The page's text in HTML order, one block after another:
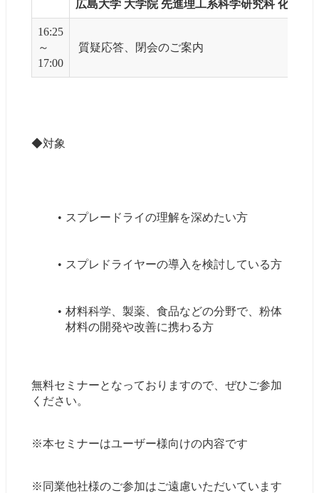
広島大学 大学院 先進理工系科学研究科 化学工
16:25
～
17:00
質疑応答、閉会のご案内
◆対象
スプレードライの理解を深めたい方
スプレドライヤーの導入を検討している方
材料科学、製薬、食品などの分野で、粉体
材料の開発や改善に携わる方
無料セミナーとなっておりますので、ぜひご参加
ください。
※本セミナーはユーザー様向けの内容です
※同業他社様のご参加はご遠慮いただいています